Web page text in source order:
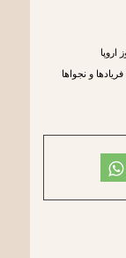
اروپا
فریادها و نجواها